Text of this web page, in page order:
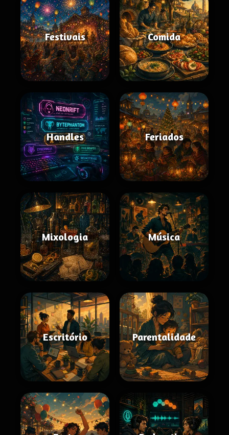
Festivais Comida
Handles Feriados
Mixologia Música
Escritório Parentalidade